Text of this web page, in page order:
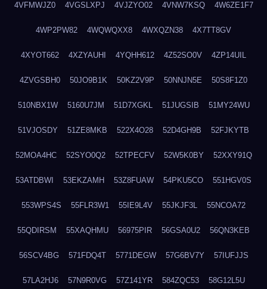
4VFMWJZ0 4VGSLXPJ 4VJZYO02 4VNW7KSQ 4W6ZE1F7
4WP2PW82 4WQWQXX8 4WXQZN38 4X7TT8GV
4XYOT662 4XZYAUHI 4YQHH612 4Z52SO0V 4ZP14UIL
4ZVGSBH0 50JO9B1K 50KZ2V9P 50NNJN5E 50S8F1Z0
510NBX1W 5160U7JM 51D7XGKL 51JUGSIB 51MY24WU
51VJOSDY 51ZE8MKB 522X4O28 52D4GH9B 52FJKYTB
52MOA4HC 52SYO0Q2 52TPECFV 52W5K0BY 52XXY91Q
53ATDBWI 53EKZAMH 53Z8FUAW 54PKU5CO 551HGV0S
553WPS4S 55FLR3W1 55IE9L4V 55JKJF3L 55NCOA72
55QDIRSM 55XAQHMU 56975PIR 56GSA0U2 56QN3KEB
56SCV4BG 571FDQ4T 5771DEGW 57G6BV7Y 57IUFJJS
57LA2HJ6 57N9R0VG 57Z141YR 584ZQC53 58G12L5U